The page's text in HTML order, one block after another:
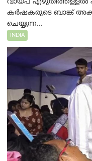
കർഷകരുടെ ബാങ്ക്
ചെയ്യുന്ന...
INDIA